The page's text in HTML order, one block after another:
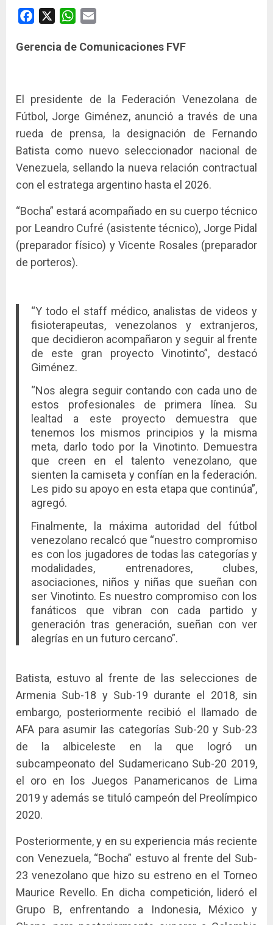
Facebook WhatsApp
Gerencia de Comunicaciones FVF
El presidente de la Federación Venezolana de
Fútbol, Jorge Giménez, anunció a través de una
rueda de prensa, la designación de Fernando
Batista como nuevo seleccionador nacional de
Venezuela, sellando la nueva relación contractual
con el estratega argentino hasta el 2026.
“Bocha” estará acompañado en su cuerpo técnico
por Leandro Cufré (asistente técnico), Jorge Pidal
(preparador físico) y Vicente Rosales (preparador
de porteros).
“Y todo el staff médico, analistas de videos y
fisioterapeutas, venezolanos y extranjeros,
que decidieron acompañaron y seguir al frente
de este gran proyecto Vinotinto”, destacó
Giménez.
“Nos alegra seguir contando con cada uno de
estos profesionales de primera línea. Su
lealtad a este proyecto demuestra que
tenemos los mismos principios y la misma
meta, darlo todo por la Vinotinto. Demuestra
que creen en el talento venezolano, que
sienten la camiseta y confían en la federación.
Les pido su apoyo en esta etapa que continúa”,
agregó.
Finalmente, la máxima autoridad del fútbol
venezolano recalcó que “nuestro compromiso
es con los jugadores de todas las categorías y
modalidades, entrenadores, clubes,
asociaciones, niños y niñas que sueñan con
ser Vinotinto. Es nuestro compromiso con los
fanáticos que vibran con cada partido y
generación tras generación, sueñan con ver
alegrías en un futuro cercano”.
Batista, estuvo al frente de las selecciones de
Armenia Sub-18 y Sub-19 durante el 2018, sin
embargo, posteriormente recibió el llamado de
AFA para asumir las categorías Sub-20 y Sub-23
de la albiceleste en la que logró un
subcampeonato del Sudamericano Sub-20 2019,
el oro en los Juegos Panamericanos de Lima
2019 y además se tituló campeón del Preolímpico
2020.
Posteriormente, y en su experiencia más reciente
con Venezuela, “Bocha” estuvo al frente del Sub-
23 venezolano que hizo su estreno en el Torneo
Maurice Revello. En dicha competición, lideró el
Grupo B, enfrentando a Indonesia, México y